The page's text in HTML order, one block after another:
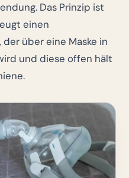
Das Prinzip ist
einen
über eine Maske in
und diese offen hält